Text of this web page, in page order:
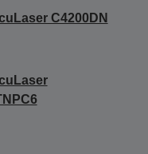
C4200DN